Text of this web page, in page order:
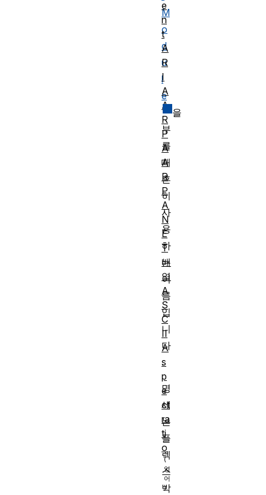
M
o
d
u
l
e
을
부
를
때
흔
히
사
용
하
는
이
름
입
니
다
.
명
세
는
플
렉
스
박
e
n
t
A
R
I
A
A
R
P
A
A
R
P
A
N
E
T
배
열
A
S
C
II
A
s
p
e
ct
ra
ti
o